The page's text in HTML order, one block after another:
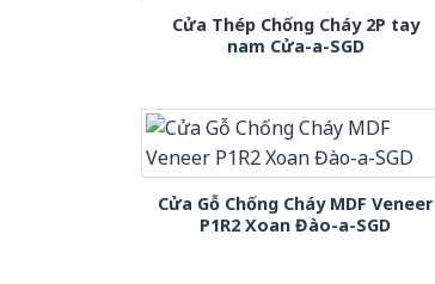
Cửa Thép Chống Cháy 2P tay
nam Cửa-a-SGD
Cửa Gỗ Chống Cháy MDF Veneer
P1R2 Xoan Đào-a-SGD